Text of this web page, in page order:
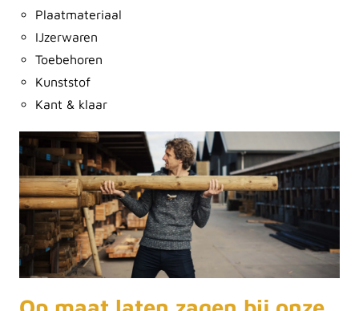
Plaatmateriaal
IJzerwaren
Toebehoren
Kunststof
Kant & klaar